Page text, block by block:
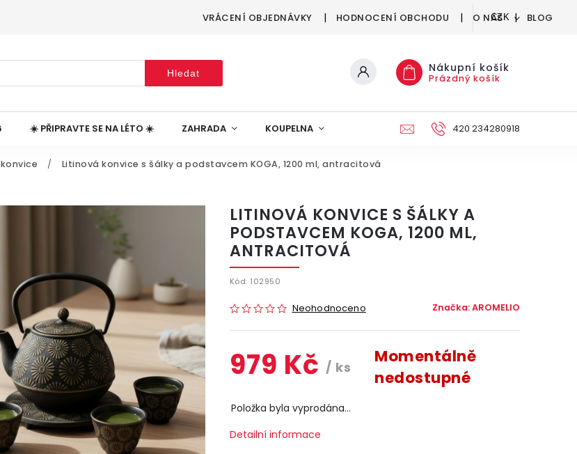
VRÁCENÍ OBJEDNÁVKY HODNOCENÍ OBCHODU O NÁS BLOG
CZK
Hledat Nákupní košík
Prázdný košík
☀️ PŘIPRAVTE SE NA LÉTO ☀️ ZAHRADA KOUPELNA DEKORACE
420 234280918
/ Litinová konvice s šálky a podstavcem KOGA, 1200 ml, antracitová
LITINOVÁ KONVICE S ŠÁLKY A
PODSTAVCEM KOGA, 1200 ML,
ANTRACITOVÁ
Kód: 102950
Neohodnoceno Značka:AROMELIO
979 Kč / ks
Momentálně
nedostupné
Položka byla vyprodána…
Detailní informace